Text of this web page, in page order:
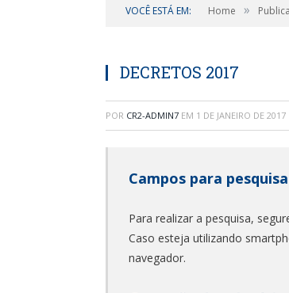
VOCÊ ESTÁ EM: Home »
DECRETOS 2017
POR CR2-ADMIN7 EM 1 DE JANEIRO DE 2017
Campos para pesquisa
Para realizar a pesquisa,
Caso esteja utilizando
navegador.